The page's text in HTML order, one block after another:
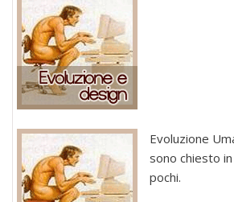
Evoluzione
sono chiesto
pochi.